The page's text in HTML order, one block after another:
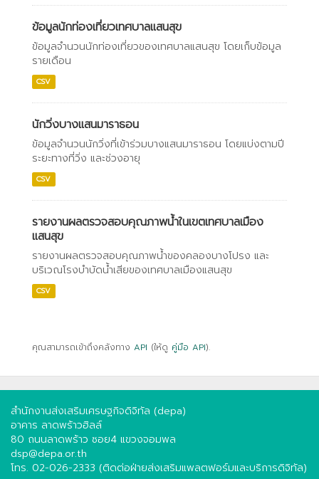
ข้อมูลนักท่องเที่ยวเทศบาลแสนสุข
ข้อมูลจำนวนนักท่องเที่ยวของเทศบาลแสนสุข โดยเก็บข้อมูล
รายเดือน
CSV
นักวิ่งบางแสนมาราธอน
ข้อมูลจำนวนนักวิ่งที่เข้าร่วมบางแสนมาราธอน โดยแบ่งตามปี
ระยะทางที่วิ่ง และช่วงอายุ
CSV
รายงานผลตรวจสอบคุณภาพน้ำในเขตเทศบาลเมือง
แสนสุข
รายงานผลตรวจสอบคุณภาพน้ำของคลองบางโปรง และ
บริเวณโรงบำบัดน้ำเสียของเทศบาลเมืองแสนสุข
CSV
คุณสามารถเข้าถึงคลังทาง API (ให้ดู คู่มือ API).
สำนักงานส่งเสริมเศรษฐกิจดิจิทัล (depa)
อาคาร ลาดพร้าวฮิลล์
80 ถนนลาดพร้าว ซอย4 แขวงจอมพล
dsp@depa.or.th
โทร. 02-026-2333 (ติดต่อฝ่ายส่งเสริมแพลตฟอร์มและบริการดิจิทัล)